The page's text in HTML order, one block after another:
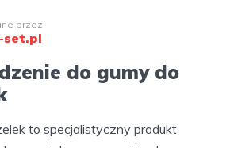
przez
set.pl
do gumy do
to specjalistyczny produkt